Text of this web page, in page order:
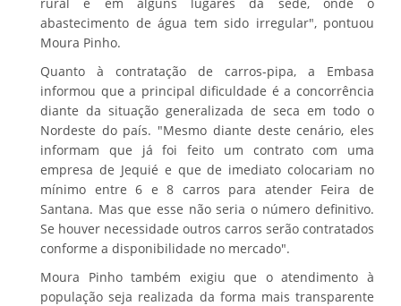
abastecimento de água tem sido irregular", pontuou
Moura Pinho.
Quanto à contratação de carros-pipa, a Embasa
informou que a principal dificuldade é a concorrência
diante da situação generalizada de seca em todo o
Nordeste do país. "Mesmo diante deste cenário, eles
informam que já foi feito um contrato com uma
empresa de Jequié e que de imediato colocariam no
mínimo entre 6 e 8 carros para atender Feira de
Santana. Mas que esse não seria o número definitivo.
Se houver necessidade outros carros serão contratados
conforme a disponibilidade no mercado".
Moura Pinho também exigiu que o atendimento à
população seja realizada da forma mais transparente